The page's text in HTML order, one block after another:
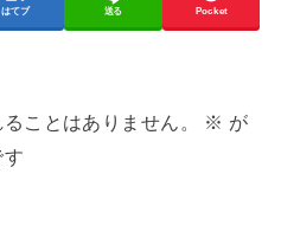
はてブ 送る Pocket
ことはありません。 ※ が